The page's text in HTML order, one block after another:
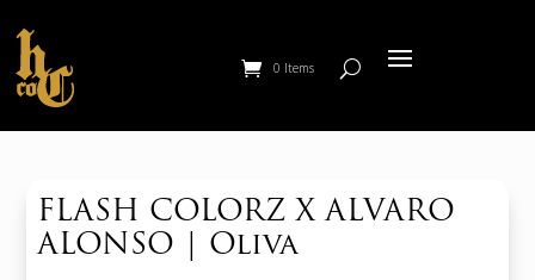
0 Items
FLASH COLORZ X ALVARO
ALONSO | Oliva